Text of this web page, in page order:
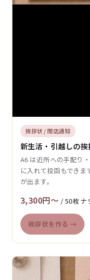
挨拶状 / 開店通知
新生活・引越しの挨
A6 は近所への手配り
に入れて投函もでき
が出ます。
3,300円〜 / 50枚 ナ
挨拶状を作る →